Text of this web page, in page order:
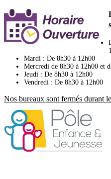
Mardi : De 8h30 à 12h00
Mercredi de 8h30 à 12h00 et
Jeudi : De 8h30 à 12h00
Vendredi : De 8h30 à 12h00
Nos bureaux sont fermés durant